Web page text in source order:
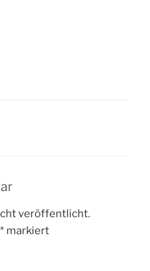
veröffentlicht.
* markiert